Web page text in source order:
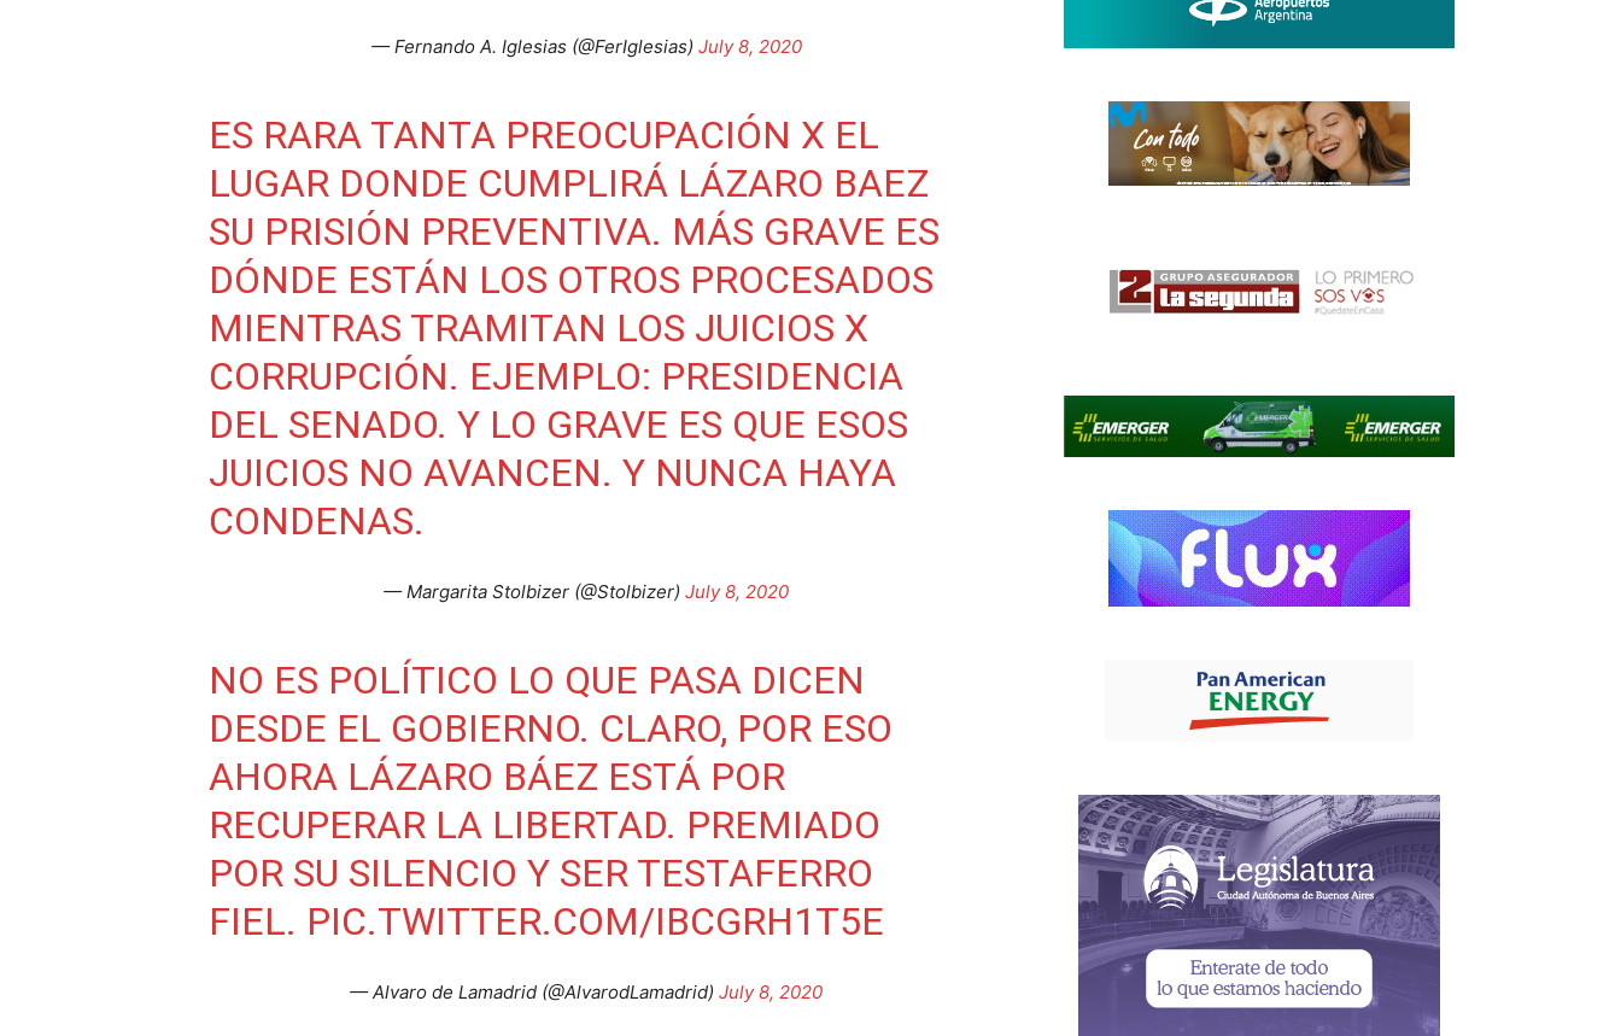
— Fernando A. Iglesias (@FerIglesias) July 8, 2020
ES RARA TANTA PREOCUPACIÓN X EL
LUGAR DONDE CUMPLIRÁ LÁZARO BAEZ
SU PRISIÓN PREVENTIVA. MÁS GRAVE ES
DÓNDE ESTÁN LOS OTROS PROCESADOS
MIENTRAS TRAMITAN LOS JUICIOS X
CORRUPCIÓN. EJEMPLO: PRESIDENCIA
DEL SENADO. Y LO GRAVE ES QUE ESOS
JUICIOS NO AVANCEN. Y NUNCA HAYA
CONDENAS.
— Margarita Stolbizer (@Stolbizer) July 8, 2020
NO ES POLÍTICO LO QUE PASA DICEN
DESDE EL GOBIERNO. CLARO, POR ESO
AHORA LÁZARO BÁEZ ESTÁ POR
RECUPERAR LA LIBERTAD. PREMIADO
POR SU SILENCIO Y SER TESTAFERRO
FIEL. PIC.TWITTER.COM/IBCGRH1T5E
— Alvaro de Lamadrid (@AlvarodLamadrid) July 8, 2020